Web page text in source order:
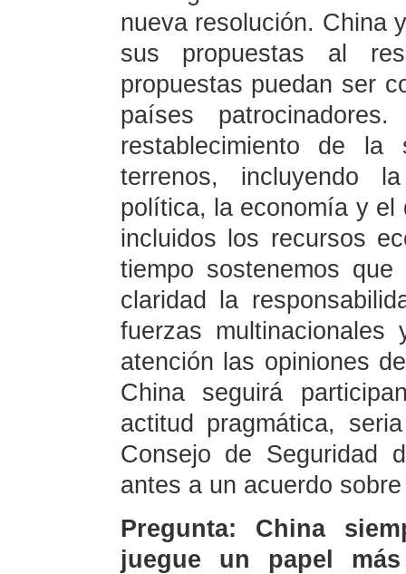
nueva resolución. China
sus propuestas al
propuestas puedan ser
países
restablecimiento de
terrenos, incluyendo
política, la economía y el
incluidos los recursos
tiempo sostenemos
claridad la
fuerzas
atención las opiniones
China seguirá
actitud pragmática,
Consejo de Seguridad
antes a un acuerdo
Pregunta: China
juegue un papel